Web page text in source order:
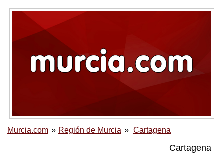
Murcia.com Región de Murcia Cartagena
Cartagena